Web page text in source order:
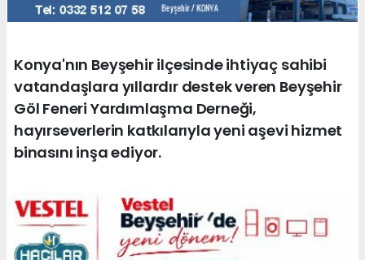
Konya'nın Beyşehir ilçesinde ihtiyaç sahibi
vatandaşlara yıllardır destek veren Beyşehir
Göl Feneri Yardımlaşma Derneği,
hayırseverlerin katkılarıyla yeni aşevi hizmet
binasını inşa ediyor.